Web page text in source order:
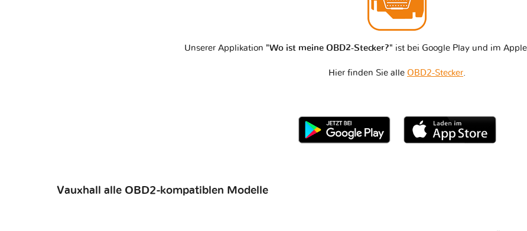
Unserer Applikation "Wo ist meine OBD2-Stecker?" ist bei Google Play und im
Hier finden Sie alle OBD2-Stecker.
Vauxhall alle OBD2-kompatiblen Modelle